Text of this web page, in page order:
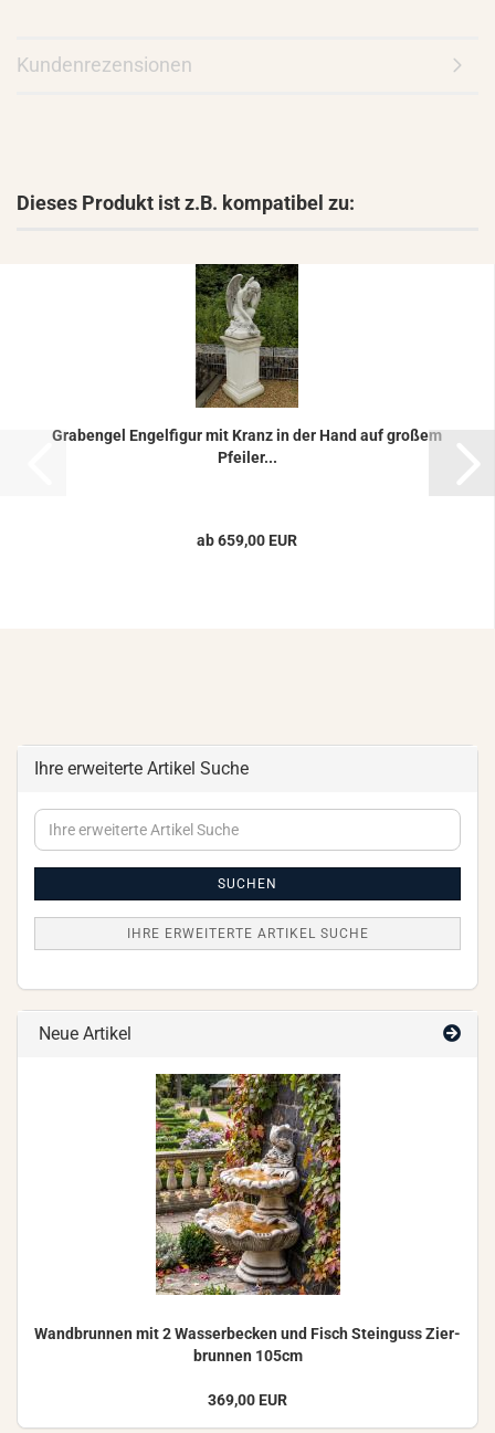
Kundenrezensionen
Dieses Produkt ist z.B. kompatibel zu:
Gra­ben­gel En­gel­fi­gur mit Kranz in der Hand auf gro­ßem
Pfei­ler...
ab 659,00 EUR
Ihre erweiterte Artikel Suche
Ihre
erweiterte
SUCHEN
IHRE ERWEITERTE ARTIKEL SUCHE
Neue Artikel
Wand­brun­nen mit 2 Was­ser­be­cken und Fisch Stein­guss Zier­
brun­nen 105cm
369,00 EUR